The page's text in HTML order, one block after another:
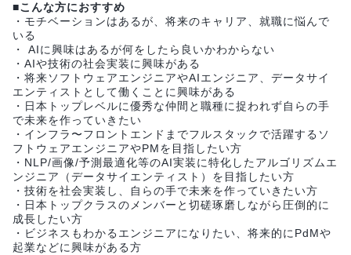
■こんな方におすすめ
・モチベーションはあるが、将来のキャリア、就職に悩んで
いる
・ AIに興味はあるが何をしたら良いかわからない
・AIや技術の社会実装に興味がある
・将来ソフトウェアエンジニアやAIエンジニア、データサイ
エンティストとして働くことに興味がある
・日本トップレベルに優秀な仲間と職種に捉われず自らの手
で未来を作っていきたい
・インフラ〜フロントエンドまでフルスタックで活躍するソ
フトウェアエンジニアやPMを目指したい方
・NLP/画像/予測最適化等のAI実装に特化したアルゴリズムエ
ンジニア（データサイエンティスト）を目指したい方
・技術を社会実装し、自らの手で未来を作っていきたい方
・日本トップクラスのメンバーと切磋琢磨しながら圧倒的に
成長したい方
・ビジネスもわかるエンジニアになりたい、将来的にPdMや
起業などに興味がある方